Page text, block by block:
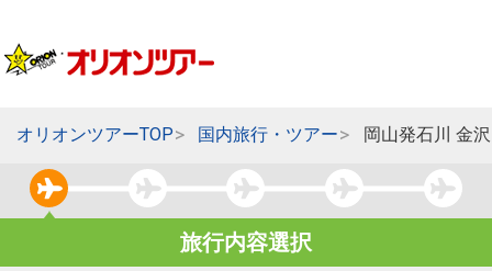
オリオンツアーTOP 国内旅行・ツアー 岡山発石川 金
旅行内容選択